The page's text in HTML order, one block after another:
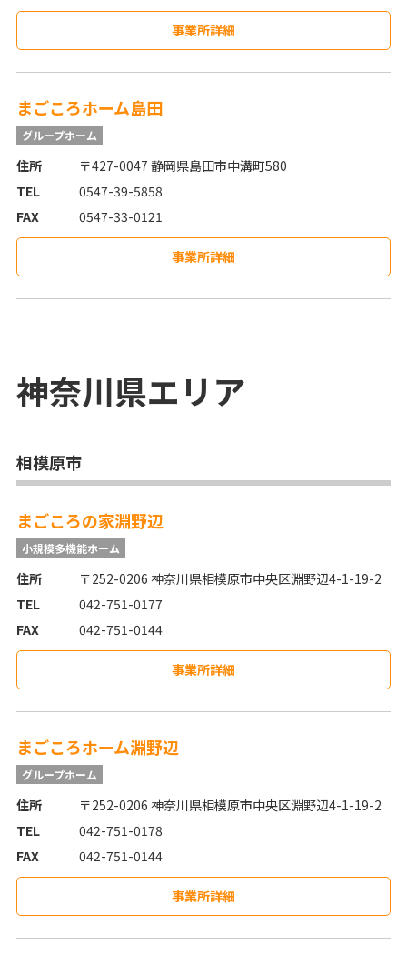
事業所詳細
まごころホーム島田
グループホーム
住所
〒427-0047 静岡県島田市中溝町580
TEL
0547-39-5858
FAX
0547-33-0121
事業所詳細
神奈川県エリア
相模原市
まごころの家淵野辺
小規模多機能ホーム
住所
〒252-0206 神奈川県相模原市中央区淵野辺4-1-19-2
TEL
042-751-0177
FAX
042-751-0144
事業所詳細
まごころホーム淵野辺
グループホーム
住所
〒252-0206 神奈川県相模原市中央区淵野辺4-1-19-2
TEL
042-751-0178
FAX
042-751-0144
事業所詳細